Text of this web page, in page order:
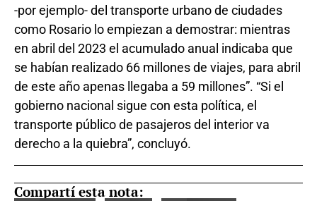
-por ejemplo- del transporte urbano de ciudades
como Rosario lo empiezan a demostrar: mientras
en abril del 2023 el acumulado anual indicaba que
se habían realizado 66 millones de viajes, para abril
de este año apenas llegaba a 59 millones”. “Si el
gobierno nacional sigue con esta política, el
transporte público de pasajeros del interior va
derecho a la quiebra”, concluyó.
Compartí esta nota: